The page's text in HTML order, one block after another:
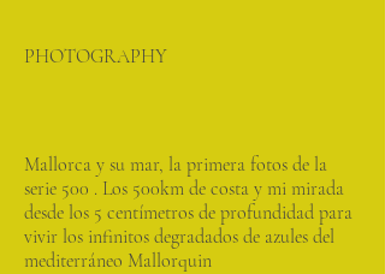
PHOTOGRAPHY
Mallorca y su mar, la primera fotos de la
serie 500 . Los 500km de costa y mi mirada
desde los 5 centímetros de profundidad para
vivir los infinitos degradados de azules del
mediterráneo Mallorquin